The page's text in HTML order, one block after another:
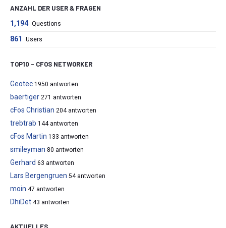
ANZAHL DER USER & FRAGEN
1,194 Questions
861 Users
TOP10 – CFOS NETWORKER
Geotec 1950 antworten
baertiger 271 antworten
cFos Christian 204 antworten
trebtrab 144 antworten
cFos Martin 133 antworten
smileyman 80 antworten
Gerhard 63 antworten
Lars Bergengruen 54 antworten
moin 47 antworten
DhiDet 43 antworten